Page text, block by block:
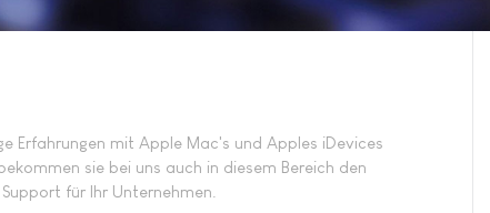
Erfahrungen mit Apple Mac's und Apples iDevices
sie bei uns auch in diesem Bereich den
für Ihr Unternehmen.